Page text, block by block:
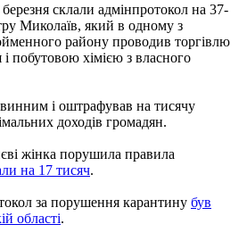
склали адмінпротокол на 37-
Миколаїв, який в одному з
району проводив торгівлю
побутовою хімією з власного
і оштрафував на тисячу
доходів громадян.
жінка порушила правила
на 17 тисяч.
за порушення карантину був
області.